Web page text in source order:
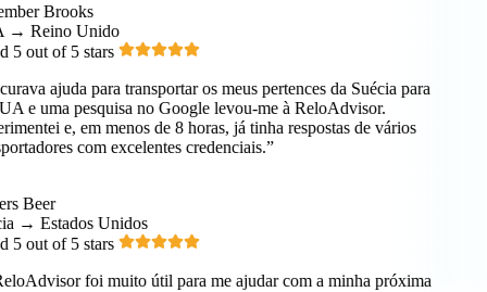
Brooks
Reino Unido
5 out of 5 stars
ajuda para transportar os meus pertences da Suécia para
e uma pesquisa no Google levou-me à ReloAdvisor.
e, em menos de 8 horas, já tinha respostas de vários
com excelentes credenciais.”
Beer
→ Estados Unidos
5 out of 5 stars
foi muito útil para me ajudar com a minha próxima